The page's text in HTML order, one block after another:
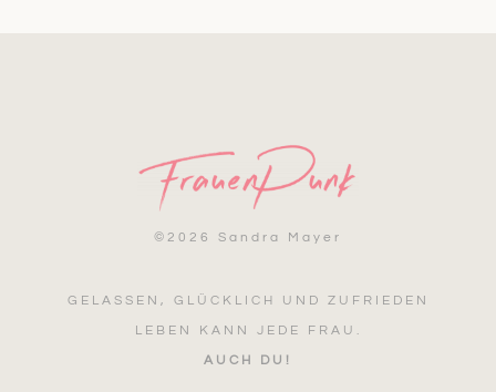
© 2026 Sandra Mayer
GELASSEN, GLÜCKLICH UND ZUFRIEDEN
LEBEN KANN JEDE FRAU.
AUCH DU!